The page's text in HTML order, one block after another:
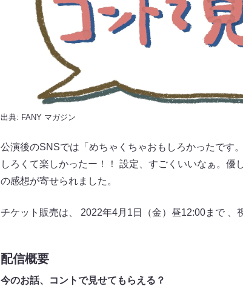
出典: FANY マガジン
公演後のSNSでは「めちゃくちゃおもしろかったです
しろくて楽しかったー！！ 設定、すごくいいなぁ。
の感想が寄せられました。
チケット販売は、 2022年4月1日（金）昼12:00まで 、
配信概要
今のお話、コントで見せてもらえる？